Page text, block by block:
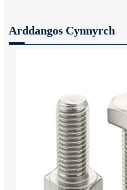
Arddangos Cynnyrch